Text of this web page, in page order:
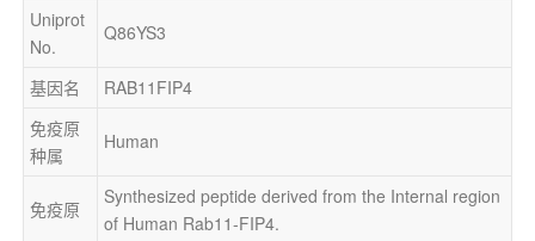
Uniprot
No.
Q86YS3
基因名
RAB11FIP4
免疫原
种属
Human
免疫原
Synthesized peptide derived from the Internal region
of Human Rab11-FIP4.